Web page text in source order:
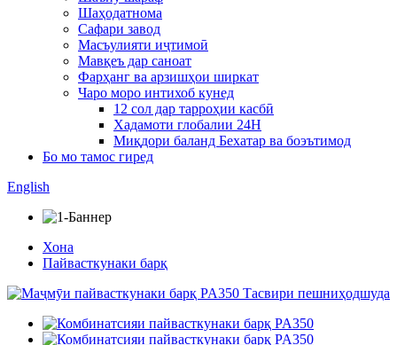
Шаҳодатнома
Сафари завод
Масъулияти иҷтимоӣ
Мавқеъ дар саноат
Фарҳанг ва арзишҳои ширкат
Чаро моро интихоб кунед
12 сол дар тарроҳии касбӣ
Хадамоти глобалии 24H
Миқдори баланд Бехатар ва боэътимод
Бо мо тамос гиред
English
Хона
Пайвасткунаки барқ